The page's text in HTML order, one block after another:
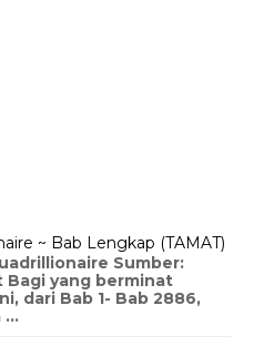
~ Bab Lengkap (TAMAT)
Sumber:
Bagi yang berminat
dari Bab 1- Bab 2886,
...